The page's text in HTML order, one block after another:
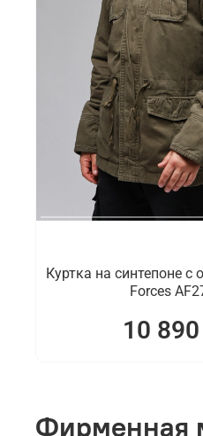
Куртка на синтепоне с
Forces
10
Фирменная